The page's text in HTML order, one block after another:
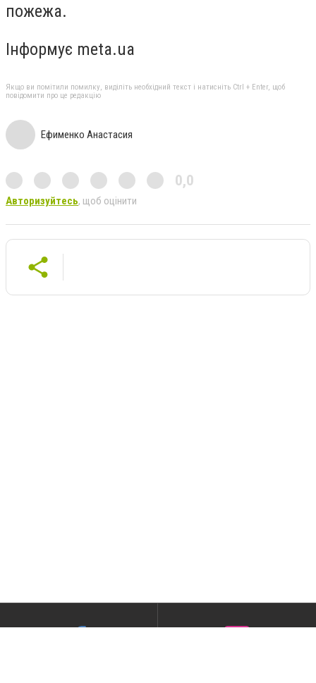
пожежа.
Інформує meta.ua
Якщо ви помітили помилку, виділіть необхідний текст і натисніть Ctrl + Enter, щоб
повідомити про це редакцію
Ефименко Анастасия
0,0
Авторизуйтесь, щоб оцінити